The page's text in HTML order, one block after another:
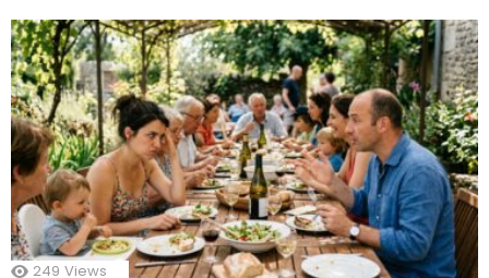
249 Views